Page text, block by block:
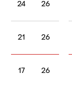
26
24
26
21
26
17